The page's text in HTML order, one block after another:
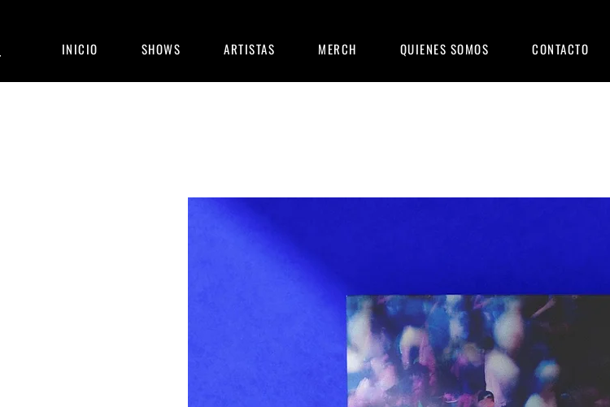
INICIO SHOWS ARTISTAS MERCH QUIENES SOMOS CONTACTO